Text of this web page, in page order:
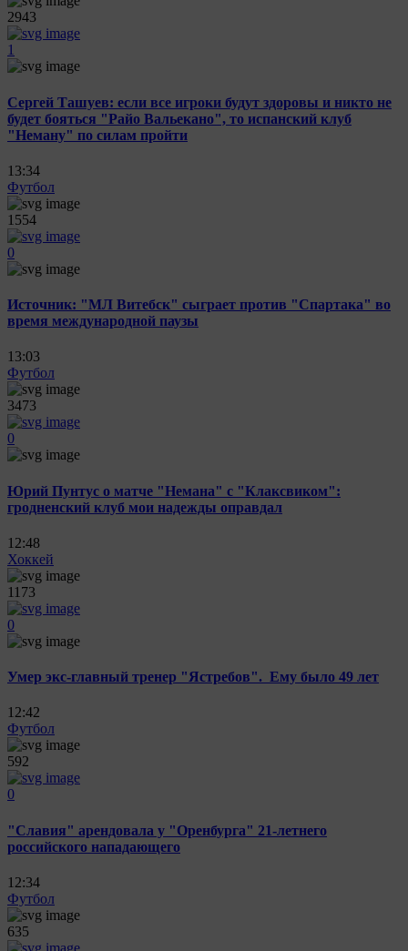
2943
1
Сергей Ташуев: если все игроки будут здоровы и никто не
будет бояться "Райо Вальекано", то испанский клуб
"Неману" по силам пройти
13:34
Футбол
1554
0
Источник: "МЛ Витебск" сыграет против "Спартака" во
время международной паузы
13:03
Футбол
3473
0
Юрий Пунтус о матче "Немана" с "Клаксвиком":
гродненский клуб мои надежды оправдал
12:48
Хоккей
1173
0
Умер экс-главный тренер "Ястребов". Ему было 49 лет
12:42
Футбол
592
0
"Славия" арендовала у "Оренбурга" 21-летнего
российского нападающего
12:34
Футбол
635